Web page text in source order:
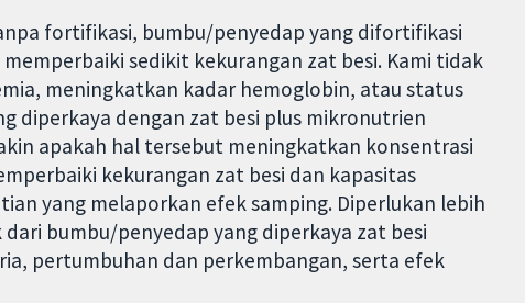
fortifikasi, bumbu/penyedap yang difortifikasi
sedikit kekurangan zat besi. Kami tidak
meningkatkan kadar hemoglobin, atau status
diperkaya dengan zat besi plus mikronutrien
apakah hal tersebut meningkatkan konsentrasi
kekurangan zat besi dan kapasitas
yang melaporkan efek samping. Diperlukan lebih
bumbu/penyedap yang diperkaya zat besi
pertumbuhan dan perkembangan, serta efek